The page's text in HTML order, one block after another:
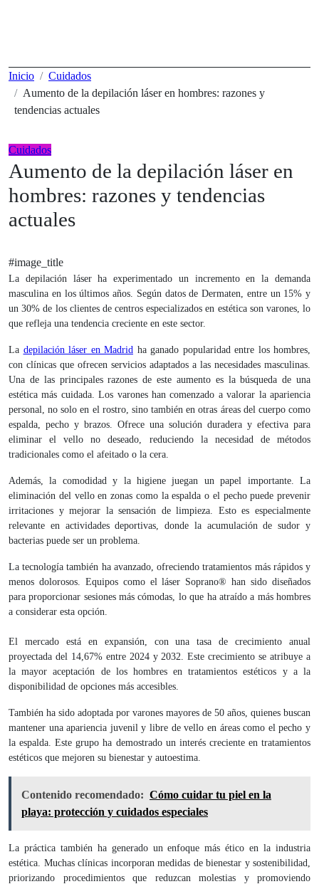
Inicio
Cuidados
Aumento de la depilación láser en hombres: razones y
tendencias actuales
Cuidados
Aumento de la depilación láser en
hombres: razones y tendencias
actuales
#image_title
La depilación láser ha experimentado un incremento en la demanda
masculina en los últimos años. Según datos de Dermaten, entre un 15% y
un 30% de los clientes de centros especializados en estética son varones, lo
que refleja una tendencia creciente en este sector.
La depilación láser en Madrid ha ganado popularidad entre los hombres,
con clínicas que ofrecen servicios adaptados a las necesidades masculinas.
Una de las principales razones de este aumento es la búsqueda de una
estética más cuidada. Los varones han comenzado a valorar la apariencia
personal, no solo en el rostro, sino también en otras áreas del cuerpo como
espalda, pecho y brazos. Ofrece una solución duradera y efectiva para
eliminar el vello no deseado, reduciendo la necesidad de métodos
tradicionales como el afeitado o la cera.
Además, la comodidad y la higiene juegan un papel importante. La
eliminación del vello en zonas como la espalda o el pecho puede prevenir
irritaciones y mejorar la sensación de limpieza. Esto es especialmente
relevante en actividades deportivas, donde la acumulación de sudor y
bacterias puede ser un problema.
La tecnología también ha avanzado, ofreciendo tratamientos más rápidos y
menos dolorosos. Equipos como el láser Soprano® han sido diseñados
para proporcionar sesiones más cómodas, lo que ha atraído a más hombres
a considerar esta opción.
El mercado está en expansión, con una tasa de crecimiento anual
proyectada del 14,67% entre 2024 y 2032. Este crecimiento se atribuye a
la mayor aceptación de los hombres en tratamientos estéticos y a la
disponibilidad de opciones más accesibles.
También ha sido adoptada por varones mayores de 50 años, quienes buscan
mantener una apariencia juvenil y libre de vello en áreas como el pecho y
la espalda. Este grupo ha demostrado un interés creciente en tratamientos
estéticos que mejoren su bienestar y autoestima.
Contenido recomendado: Cómo cuidar tu piel en la
playa: protección y cuidados especiales
La práctica también ha generado un enfoque más ético en la industria
estética. Muchas clínicas incorporan medidas de bienestar y sostenibilidad,
priorizando procedimientos que reduzcan molestias y promoviendo